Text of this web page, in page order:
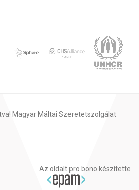
Magyar Máltai Szeretetszolgálat
Az oldalt pro bono készítette